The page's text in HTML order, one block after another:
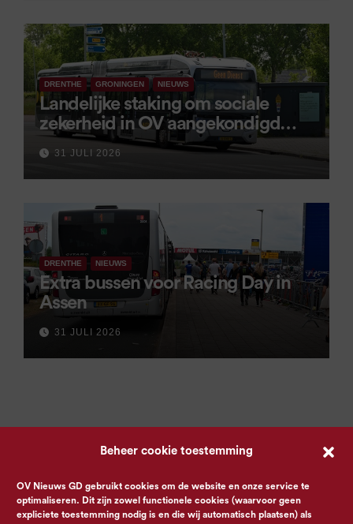
Beheer cookie toestemming
OV Nieuws GD gebruikt cookies om de website en onze service te
optimaliseren. Dit zijn zowel functionele cookies (waarvoor geen
expliciete toestemming nodig is en die wij automatisch plaatsen) als
DRENTHE GRONINGEN NIEUWS
Landelijke staking om sociale
zekerheid in OV aangekondigd
voor 9 september
31 JULI 2026
DRENTHE NIEUWS
Extra bussen voor Racing Day in
Assen
31 JULI 2026